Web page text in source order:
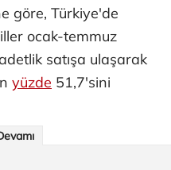
göre, Türkiye'de
ocak-temmuz
satışa ulaşarak
yüzde 51,7'sini